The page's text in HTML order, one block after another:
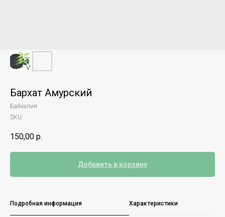
Бархат Амурский
Байкалия
SKU:
150,00 р.
Добавить в корзину
Подробная информация Характеристики